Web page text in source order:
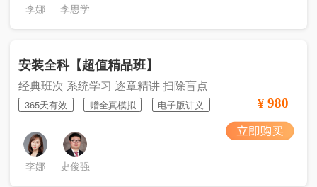
李娜 李思学
安装全科【超值精品班】
经典班次 系统学习 逐章精讲 扫除盲点
365天有效 赠全真模拟 电子版讲义
李娜 史俊强
¥ 980